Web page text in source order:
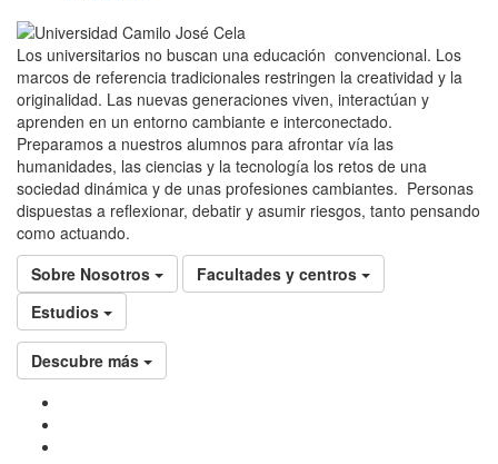
Los universitarios no buscan una educación convencional. Los
marcos de referencia tradicionales restringen la creatividad y la
originalidad. Las nuevas generaciones viven, interactúan y
aprenden en un entorno cambiante e interconectado.
Preparamos a nuestros alumnos para afrontar vía las
humanidades, las ciencias y la tecnología los retos de una
sociedad dinámica y de unas profesiones cambiantes. Personas
dispuestas a reflexionar, debatir y asumir riesgos, tanto pensando
como actuando.
Sobre Nosotros
Facultades y centros
Estudios
Descubre más